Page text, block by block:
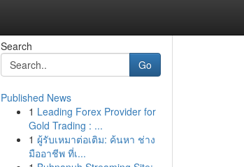
Search
Go
Published News
1 Leading Forex Provider for
Gold Trading : ...
1 ผู้รับเหมาต่อเติม: ค้นหา ช่าง
มืออาชีพ ที่เ...